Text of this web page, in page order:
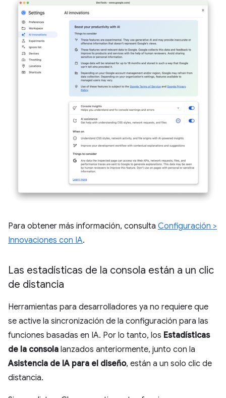
Para obtener más información, consulta Configuración >
Innovaciones con IA.
Las estadísticas de la consola están a un clic
de distancia
Herramientas para desarrolladores ya no requiere que
se active la sincronización de la configuración para las
funciones basadas en IA. Por lo tanto, los Estadísticas
de la consola lanzados anteriormente, junto con la
Asistencia de IA para el diseño, están a un solo clic de
distancia.